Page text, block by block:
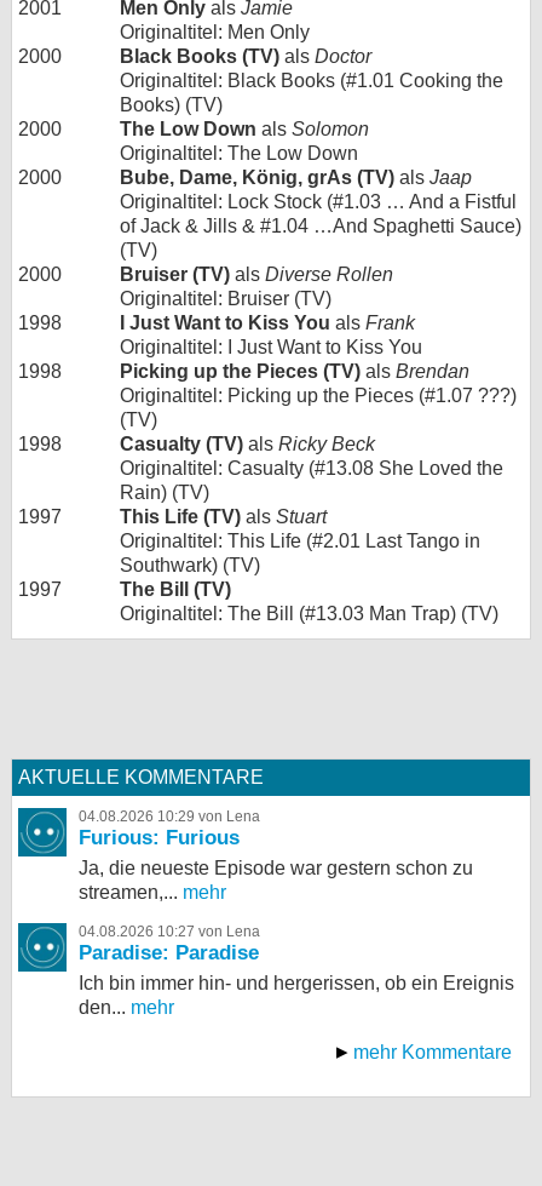
2001
Men Only als Jamie
Originaltitel: Men Only
2000
Black Books (TV) als Doctor
Originaltitel: Black Books (#1.01 Cooking the
Books) (TV)
2000
The Low Down als Solomon
Originaltitel: The Low Down
2000
Bube, Dame, König, grAs (TV) als Jaap
Originaltitel: Lock Stock (#1.03 … And a Fistful
of Jack & Jills & #1.04 …And Spaghetti Sauce)
(TV)
2000
Bruiser (TV) als Diverse Rollen
Originaltitel: Bruiser (TV)
1998
I Just Want to Kiss You als Frank
Originaltitel: I Just Want to Kiss You
1998
Picking up the Pieces (TV) als Brendan
Originaltitel: Picking up the Pieces (#1.07 ???)
(TV)
1998
Casualty (TV) als Ricky Beck
Originaltitel: Casualty (#13.08 She Loved the
Rain) (TV)
1997
This Life (TV) als Stuart
Originaltitel: This Life (#2.01 Last Tango in
Southwark) (TV)
1997
The Bill (TV)
Originaltitel: The Bill (#13.03 Man Trap) (TV)
AKTUELLE KOMMENTARE
04.08.2026 10:29 von Lena
Furious: Furious
Ja, die neueste Episode war gestern schon zu
streamen,... mehr
04.08.2026 10:27 von Lena
Paradise: Paradise
Ich bin immer hin- und hergerissen, ob ein Ereignis
den... mehr
mehr Kommentare